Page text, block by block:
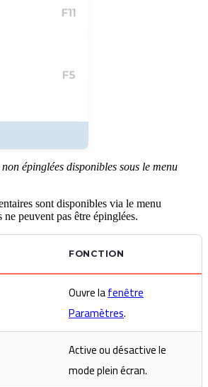
épinglées disponibles sous le menu
sont disponibles via le menu
peuvent pas être épinglées.
FONCTION
Ouvre lafenêtre
Paramètres.
Active ou désactive le
mode plein écran.